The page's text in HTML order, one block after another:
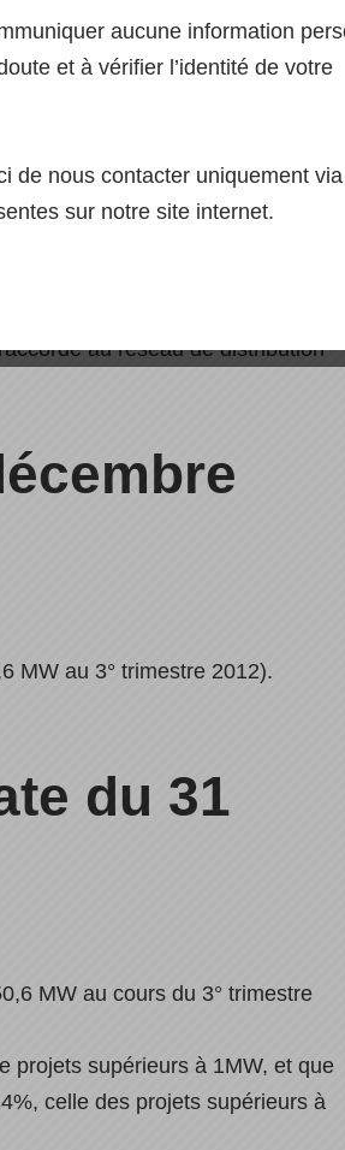
pour le dernier trimestre
publiés dans le document à
au réseau de distribution
MW au 3° trimestre 2012).
du 31
MW au cours du 3° trimestre
projets supérieurs à 1MW, et que
celle des projets supérieurs à
aucune information
et à vérifier l’identité de votre
de nous contacter uniquement
sur notre site internet.